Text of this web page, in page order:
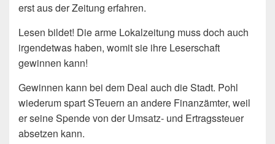
erst aus der Zeitung erfahren.
Lesen bildet! Die arme Lokalzeitung muss doch auch
irgendetwas haben, womit sie ihre Leserschaft
gewinnen kann!
Gewinnen kann bei dem Deal auch die Stadt. Pohl
wiederum spart STeuern an andere Finanzämter, weil
er seine Spende von der Umsatz- und Ertragssteuer
absetzen kann.